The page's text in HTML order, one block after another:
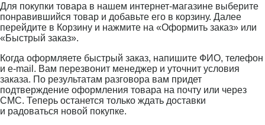
Для покупки товара в нашем интернет-магазине выберите
понравившийся товар и добавьте его в корзину. Далее
перейдите в Корзину и нажмите на «Оформить заказ» или
«Быстрый заказ».
Когда оформляете быстрый заказ, напишите ФИО, телефон
и e-mail. Вам перезвонит менеджер и уточнит условия
заказа. По результатам разговора вам придет
подтверждение оформления товара на почту или через
СМС. Теперь останется только ждать доставки
и радоваться новой покупке.